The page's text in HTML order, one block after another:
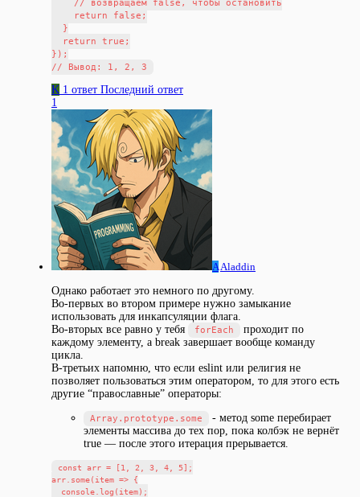
    // возвращаем false, чтобы остановить
    return false;
  }
  return true;
});
K 1 ответ Последний ответ
1
A Aladdin
Однако работает это немного по другому.
Во-первых во втором примере нужно замыкание
использовать для инкапсуляции флага.
Во-вторых все равно у тебя
forEach
проходит по
каждому элементу, а break завершает вообще команду
цикла.
В-третьих напомню, что если eslint или религия не
позволяет пользоваться этим оператором, то для этого есть
другие “православные” операторы:
Array.prototype.some
- метод some перебирает
элементы массива до тех пор, пока колбэк не вернёт
true — после этого итерация прерывается.
const arr = [1, 2, 3, 4, 5];
arr.some(item => {
  console.log(item);